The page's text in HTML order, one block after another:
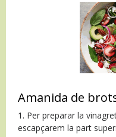
Amanida de
1. Per preparar la
escapçarem la part